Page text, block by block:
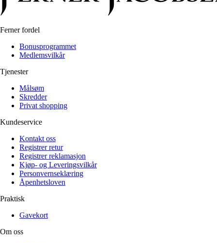
Informasjon
Tips og triks
Alle artikler
Informasjon
Tips og triks
Målsøm
Lukk
Ferner fordel
Bonusprogrammet
Medlemsvilkår
Tjenester
Målsøm
Skredder
Privat shopping
Kundeservice
Kontakt oss
Registrer retur
Registrer reklamasjon
Kjøp- og Leveringsvilkår
Personvernseklæring
Åpenhetsloven
Praktisk
Gavekort
Om oss